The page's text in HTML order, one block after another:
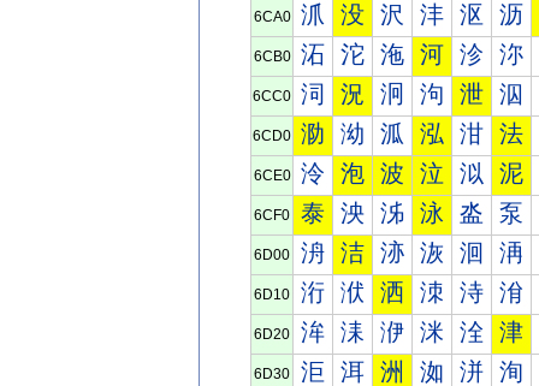
6CA0 沠 没 沢 沣 沤 沥
6CB0 沰 沱 沲 河 沴 沵
6CC0 泀 況 泂 泃 泄 泅
6CD0 泐 泑 泒 泓 泔 法
6CE0 泠 泡 波 泣 泤 泥
6CF0 泰 泱 泲 泳 泴 泵
6D00 洀 洁 洂 洃 洄 洅
6D10 洐 洑 洒 洓 洔 洕
6D20 洠 洡 洢 洣 洤 津
6D30 洰 洱 洲 洳 洴 洵